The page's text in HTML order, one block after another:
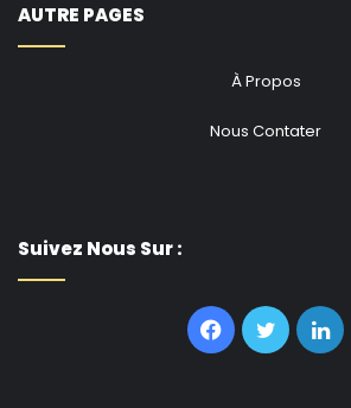
AUTRE PAGES
À Propos
Nous Contater
Suivez Nous Sur :
Facebook
Twitter